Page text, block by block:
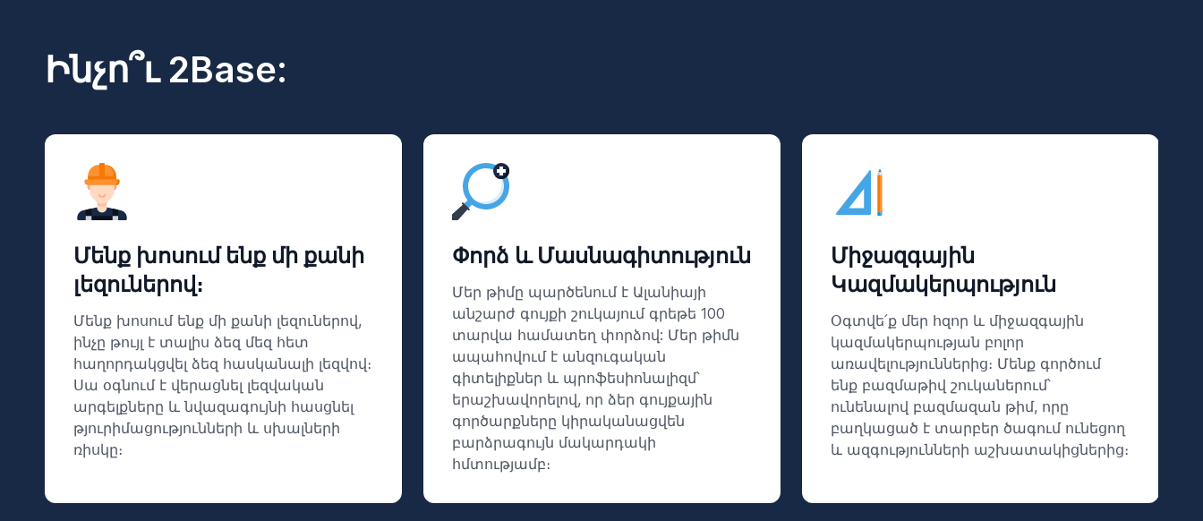
Ինչո՞ւ 2Base:
Մենք խոսում ենք մի քանի
լեզուներով։
Մենք խոսում ենք մի քանի լեզուներով,
ինչը թույլ է տալիս ձեզ մեզ հետ
հաղորդակցվել ձեզ հասկանալի լեզվով։
Սա օգնում է վերացնել լեզվական
արգելքները և նվազագույնի հասցնել
թյուրիմացությունների և սխալների
ռիսկը։
Փորձ և Մասնագիտություն
Մեր թիմը պարծենում է Ալանիայի
անշարժ գույքի շուկայում գրեթե 100
տարվա համատեղ փորձով: Մեր թիմն
ապահովում է անզուգական
գիտելիքներ և պրոֆեսիոնալիզմ՝
երաշխավորելով, որ ձեր գույքային
գործարքները կիրականացվեն
բարձրագույն մակարդակի
հմտությամբ։
Միջազգային
Կազմակերպություն
Օգտվե՛ք մեր հզոր և միջազգային
կազմակերպության բոլոր
առավելություններից։ Մենք գործում
ենք բազմաթիվ շուկաներում՝
ունենալով բազմազան թիմ, որը
բաղկացած է տարբեր ծագում ունեցող
և ազգությունների աշխատակիցներից։